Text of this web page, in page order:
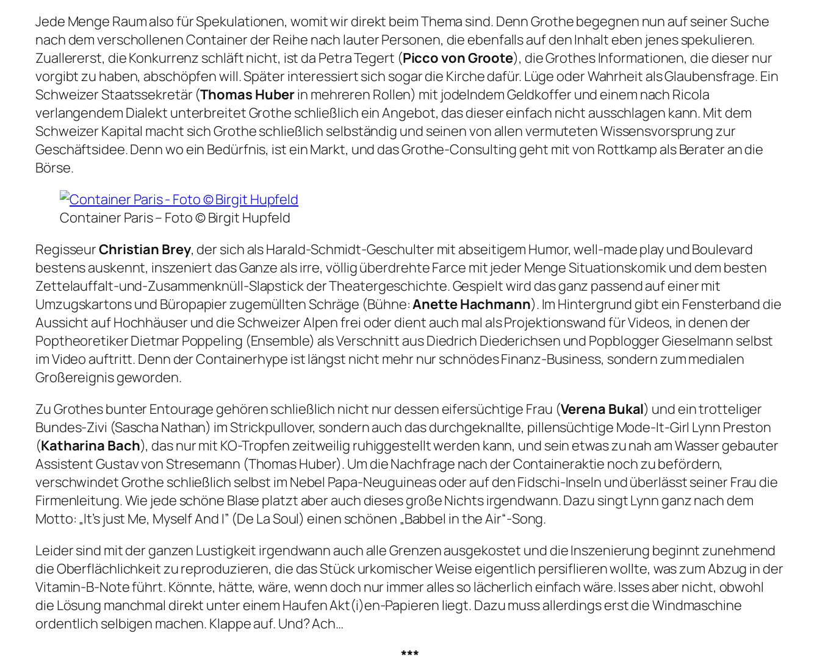
Jede Menge Raum also für Spekulationen, womit wir direkt beim Thema sind. Denn Grothe begegnen nun auf seiner Suche
nach dem verschollenen Container der Reihe nach lauter Personen, die ebenfalls auf den Inhalt eben jenes spekulieren.
Zuallererst, die Konkurrenz schläft nicht, ist da Petra Tegert (Picco von Groote), die Grothes Informationen, die dieser nur
vorgibt zu haben, abschöpfen will. Später interessiert sich sogar die Kirche dafür. Lüge oder Wahrheit als Glaubensfrage. Ein
Schweizer Staatssekretär (Thomas Huberin mehreren Rollen) mit jodelndem Geldkoffer und einem nach Ricola
verlangendem Dialekt unterbreitet Grothe schließlich ein Angebot, das dieser einfach nicht ausschlagen kann. Mit dem
Schweizer Kapital macht sich Grothe schließlich selbständig und seinen von allen vermuteten Wissensvorsprung zur
Geschäftsidee. Denn wo ein Bedürfnis, ist ein Markt, und das Grothe-Consulting geht mit von Rottkamp als Berater an die
Börse.
Container Paris – Foto © Birgit Hupfeld
RegisseurChristian Brey, der sich als Harald-Schmidt-Geschulter mit abseitigem Humor, well-made play und Boulevard
bestens auskennt, inszeniert das Ganze als irre, völlig überdrehte Farce mit jeder Menge Situationskomik und dem besten
Zettelauffalt-und-Zusammenknüll-Slapstick der Theatergeschichte. Gespielt wird das ganz passend auf einer mit
Umzugskartons und Büropapier zugemüllten Schräge (Bühne:Anette Hachmann). Im Hintergrund gibt ein Fensterband die
Aussicht auf Hochhäuser und die Schweizer Alpen frei oder dient auch mal als Projektionswand für Videos, in denen der
Poptheoretiker Dietmar Poppeling (Ensemble) als Verschnitt aus Diedrich Diederichsen und Popblogger Gieselmann selbst
im Video auftritt. Denn der Containerhype ist längst nicht mehr nur schnödes Finanz-Business, sondern zum medialen
Großereignis geworden.
Zu Grothes bunter Entourage gehören schließlich nicht nur dessen eifersüchtige Frau (Verena Bukal) und ein trotteliger
Bundes-Zivi (Sascha Nathan) im Strickpullover, sondern auch das durchgeknallte, pillensüchtige Mode-It-Girl Lynn Preston
(Katharina Bach), das nur mit KO-Tropfen zeitweilig ruhiggestellt werden kann, und sein etwas zu nah am Wasser gebauter
Assistent Gustav von Stresemann (Thomas Huber). Um die Nachfrage nach der Containeraktie noch zu befördern,
verschwindet Grothe schließlich selbst im Nebel Papa-Neuguineas oder auf den Fidschi-Inseln und überlässt seiner Frau die
Firmenleitung. Wie jede schöne Blase platzt aber auch dieses große Nichts irgendwann. Dazu singt Lynn ganz nach dem
Motto: „It’s just Me, Myself And I” (De La Soul) einen schönen „Babbel in the Air“-Song.
Leider sind mit der ganzen Lustigkeit irgendwann auch alle Grenzen ausgekostet und die Inszenierung beginnt zunehmend
die Oberflächlichkeit zu reproduzieren, die das Stück urkomischer Weise eigentlich persiflieren wollte, was zum Abzug in der
Vitamin-B-Note führt. Könnte, hätte, wäre, wenn doch nur immer alles so lächerlich einfach wäre. Isses aber nicht, obwohl
die Lösung manchmal direkt unter einem Haufen Akt(i)en-Papieren liegt. Dazu muss allerdings erst die Windmaschine
ordentlich selbigen machen. Klappe auf. Und? Ach…
***